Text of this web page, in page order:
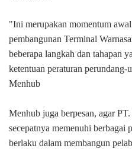
"Ini merupakan momentum
pembangunan Terminal
beberapa langkah dan tahapan
ketentuan peraturan
Menhub
Menhub juga berpesan, agar
secepatnya memenuhi berbagai
berlaku dalam membangun